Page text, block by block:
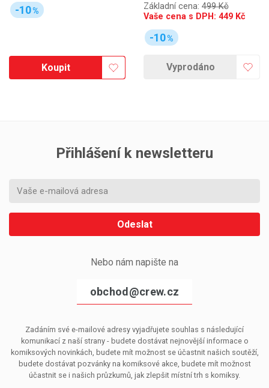
-10%
Koupit
Základní cena: 499 Kč
Vaše cena s DPH: 449 Kč
-10%
Vyprodáno
Přihlášení k newsletteru
Odeslat
Nebo nám napište na
obchod@crew.cz
Zadáním své e-mailové adresy vyjadřujete souhlas s následující
komunikací z naší strany - budete dostávat nejnovější informace o
komiksových novinkách, budete mít možnost se účastnit našich soutěží,
budete dostávat pozvánky na komiksové akce, budete mít možnost
účastnit se i našich průzkumů, jak zlepšit místní trh s komiksy.